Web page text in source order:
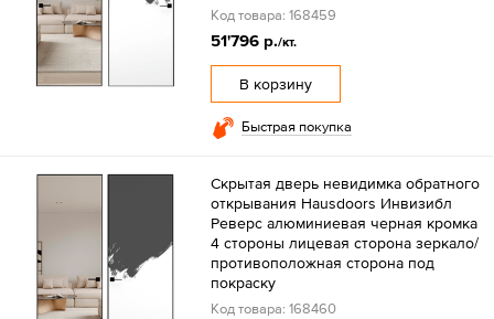
Код товара: 168459
51'796 р./кт.
В корзину
Быстрая покупка
Скрытая дверь невидимка обратного
открывания Hausdoors Инвизибл
Реверс алюминиевая черная кромка
4 стороны лицевая сторона зеркало/
противоположная сторона под
покраску
Код товара: 168460